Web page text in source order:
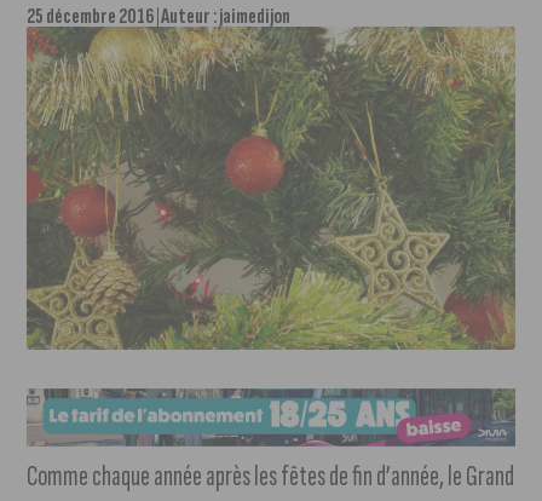
25 décembre 2016 Auteur :jaimedijon
Comme chaque année après les fêtes de fin d’année, le Grand